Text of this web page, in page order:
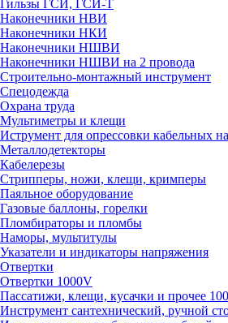
Гильзы ГСИ, ГСИ-Т
Наконечники НВИ
Наконечники НКИ
Наконечники НШВИ
Наконечники НШВИ на 2 провода
Строительно-монтажный инструмент
Спецодежда
Охрана труда
Мультиметры и клещи
Иструмент для опрессовки кабельных
Металлодетекторы
Кабелерезы
Стрипперы, ножи, клещи, кримперы
Паяльное оборудование
Газовые баллоны, горелки
Пломбираторы и пломбы
Наморы, мультитулы
Указатели и индикаторы напряжения
Отвертки
Отвертки 1000V
Пассатижи, клещи, кусачки и прочее
Инструмент сантехнический, ручной